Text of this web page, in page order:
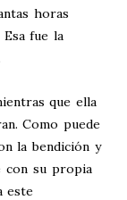
horas
fue la
que ella
Como puede
la bendición y
con su propia
este